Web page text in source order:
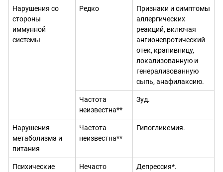
Нарушения со
стороны
иммунной
системы
Редко
Признаки и симптомы
аллергических
реакций, включая
ангионевротический
отек, крапивницу,
локализованную и
генерализованную
сыпь, анафилаксию.
Частота
неизвестна**
Зуд.
Нарушения
метаболизма и
питания
Частота
неизвестна**
Гипогликемия.
Психические
Нечасто Депрессия*.